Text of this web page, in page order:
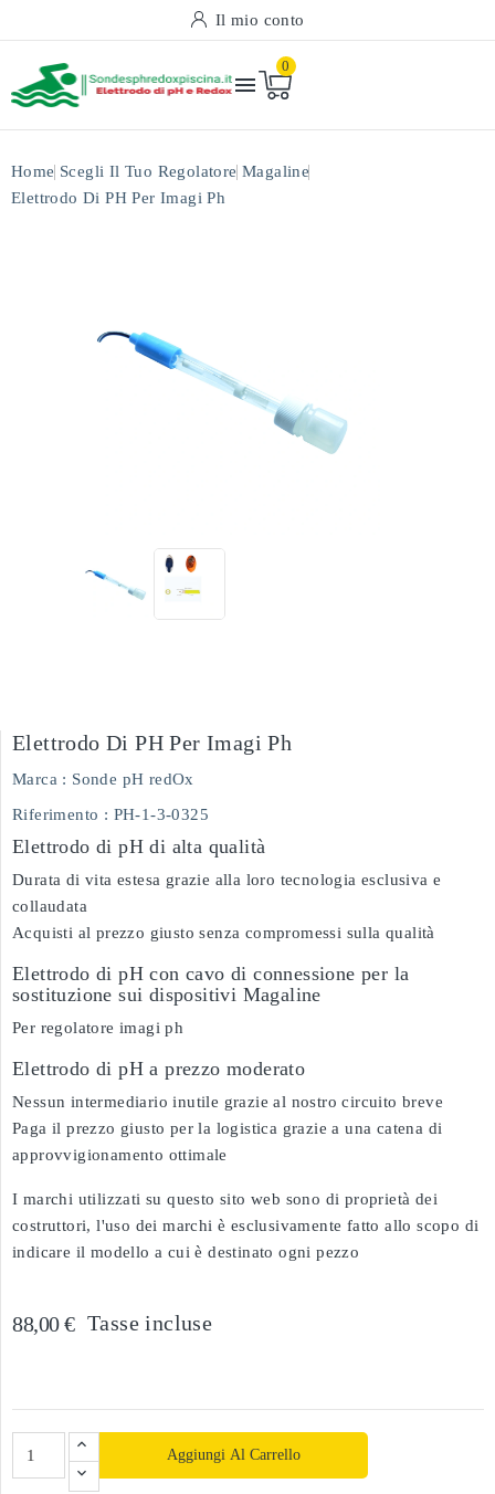
Il mio conto

0
Home Scegli Il Tuo Regolatore Magaline
Elettrodo Di PH Per Imagi Ph
Elettrodo Di PH Per Imagi Ph
Marca : Sonde pH redOx
Riferimento : PH-1-3-0325
Elettrodo di pH di alta qualità
Durata di vita estesa grazie alla loro tecnologia esclusiva e
collaudata
Acquisti al prezzo giusto senza compromessi sulla qualità
Elettrodo di pH con cavo di connessione per la
sostituzione sui dispositivi Magaline
Per regolatore imagi ph
Elettrodo di pH a prezzo moderato
Nessun intermediario inutile grazie al nostro circuito breve
Paga il prezzo giusto per la logistica grazie a una catena di
approvvigionamento ottimale
I marchi utilizzati su questo sito web sono di proprietà dei
costruttori, l'uso dei marchi è esclusivamente fatto allo scopo di
indicare il modello a cui è destinato ogni pezzo
88,00 € Tasse incluse
Aggiungi Al Carrello